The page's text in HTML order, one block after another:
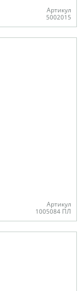
Артикул
5002015
Артикул
1005084 ПЛ